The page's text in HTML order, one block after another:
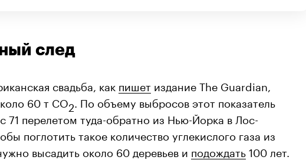
след
свадьба, как пишет издание The Guardian,
60 т CO2 . По объему выбросов этот показатель
71 перелетом туда-обратно из Нью-Йорка в Лос-
поглотить такое количество углекислого газа из
высадить около 60 деревьев и подождать100 лет.